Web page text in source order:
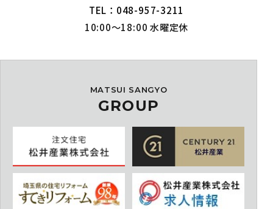
TEL：048-957-3211
10:00～18:00 水曜定休
MATSUI SANGYO
GROUP